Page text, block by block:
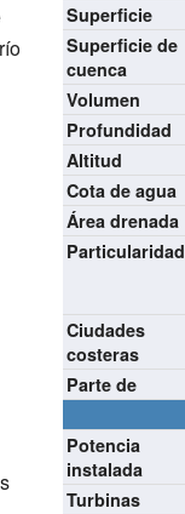
Superficie
Superficie de
cuenca
Volumen
Profundidad
Altitud
Cota de agua
Área drenada
Particularidad
Ciudades
costeras
Parte de
Potencia
instalada
Turbinas